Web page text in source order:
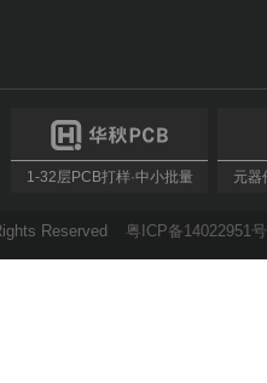
1-32层PCB打样·中小批量 元器
Reserved 粤ICP备14022951号